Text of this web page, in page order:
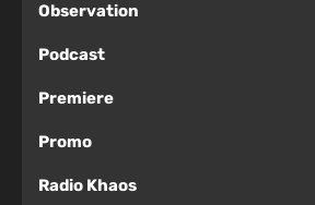
Observation
Podcast
Premiere
Promo
Radio Khaos